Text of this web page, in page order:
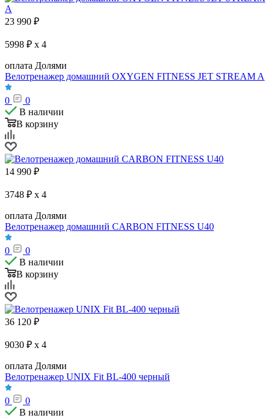
23 990 ₽
5998 ₽ x 4
оплата Долями
Велотренажер домашний OXYGEN FITNESS JET STREAM A
0
0
В наличии
В корзину
14 990 ₽
3748 ₽ x 4
оплата Долями
Велотренажер домашний CARBON FITNESS U40
0
0
В наличии
В корзину
36 120 ₽
9030 ₽ x 4
оплата Долями
Велотренажер UNIX Fit BL-400 черный
0
0
В наличии